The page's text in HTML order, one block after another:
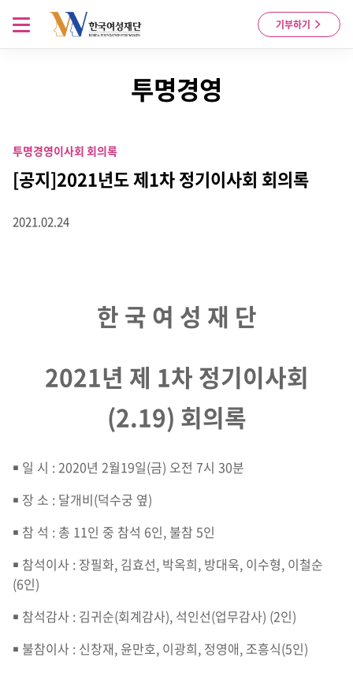
Skip to content
기부하기
메뉴 열기
투명경영
투명경영이사회 회의록
[공지]2021년도 제1차 정기이사회 회의록
2021.02.24
한 국 여 성 재 단
2021년 제 1차 정기이사회
(2.19) 회의록
￭ 일 시 : 2020년 2월19일(금) 오전 7시 30분
￭ 장 소 : 달개비(덕수궁 옆)
￭ 참 석 : 총 11인 중 참석 6인, 불참 5인
￭ 참석이사 : 장필화, 김효선, 박옥희, 방대욱, 이수형, 이철순
(6인)
￭ 참석감사 : 김귀순(회계감사), 석인선(업무감사) (2인)
￭ 불참이사 : 신창재, 윤만호, 이광희, 정영애, 조흥식(5인)